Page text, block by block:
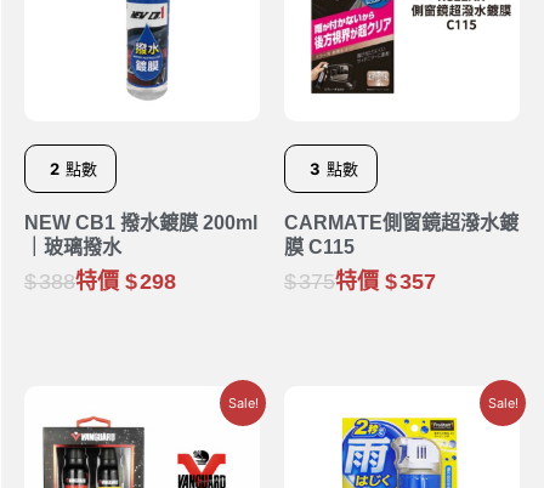
2 點數
NEW CB1 撥水鍍膜 200ml
｜玻璃撥水
388特價 298
3 點數
CARMATE側窗鏡超潑水鍍
膜 C115
375特價 357
Sale! Sale!